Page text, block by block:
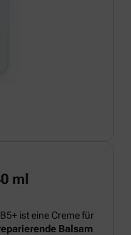
ml
ist eine Creme für
Balsam